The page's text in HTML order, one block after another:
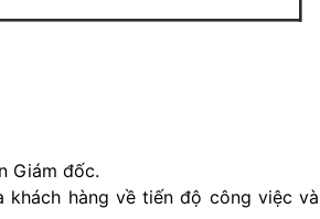
Giám đốc.
khách hàng về tiến độ công việc và